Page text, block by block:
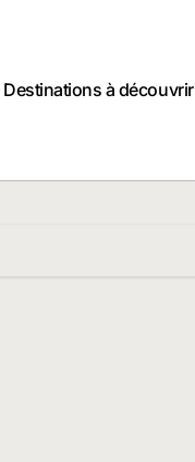
Destinations à découvrir